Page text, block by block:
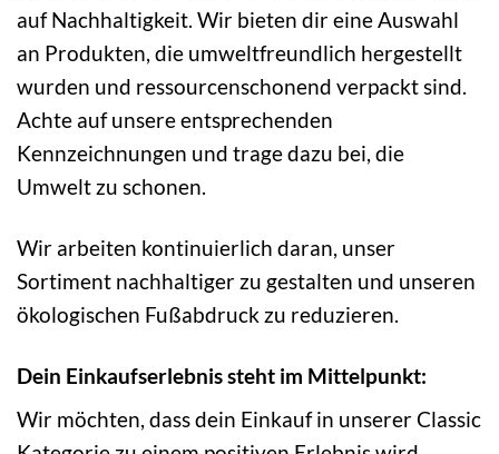
auf Nachhaltigkeit. Wir bieten dir eine Auswahl
an Produkten, die umweltfreundlich hergestellt
wurden und ressourcenschonend verpackt sind.
Achte auf unsere entsprechenden
Kennzeichnungen und trage dazu bei, die
Umwelt zu schonen.
Wir arbeiten kontinuierlich daran, unser
Sortiment nachhaltiger zu gestalten und unseren
ökologischen Fußabdruck zu reduzieren.
Dein Einkaufserlebnis steht im Mittelpunkt:
Wir möchten, dass dein Einkauf in unserer Classic